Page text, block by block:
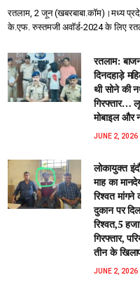
रतलाम, 2 जून (खबरबाबा.कॉम)।मध्य
के.एफ. रुस्तमजी अवॉर्ड-2024 के लिए
रतलाम:
दिनदहाड़े
थी सोने की
गिरफ्तार…
मोबाइल और
JUNE 2, 2026
लोकायुक्त
माह का
रिश्वत मांगने
दुकान पर
रिश्वत,5
गिरफ्तार,
तीन के
JUNE 2, 2026